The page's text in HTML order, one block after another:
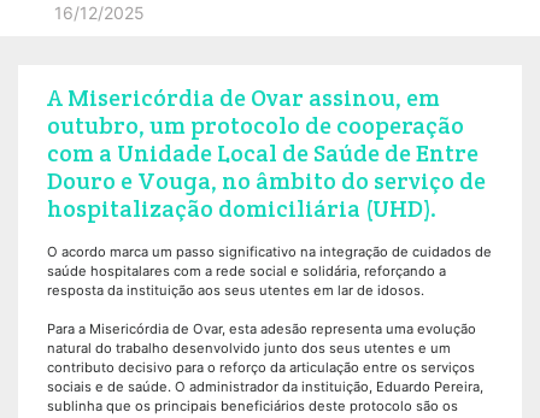
16/12/2025
A Misericórdia de Ovar assinou, em
outubro, um protocolo de cooperação
com a Unidade Local de Saúde de Entre
Douro e Vouga, no âmbito do serviço de
hospitalização domiciliária (UHD).
O acordo marca um passo significativo na integração de cuidados de
saúde hospitalares com a rede social e solidária, reforçando a
resposta da instituição aos seus utentes em lar de idosos.
Para a Misericórdia de Ovar, esta adesão representa uma evolução
natural do trabalho desenvolvido junto dos seus utentes e um
contributo decisivo para o reforço da articulação entre os serviços
sociais e de saúde. O administrador da instituição, Eduardo Pereira,
sublinha que os principais beneficiários deste protocolo são os